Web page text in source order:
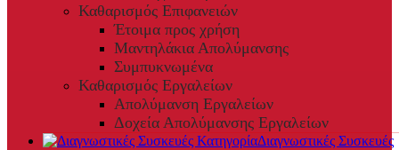
Καθαρισμός Επιφανειών
Έτοιμα προς χρήση
Μαντηλάκια Απολύμανσης
Συμπυκνωμένα
Καθαρισμός Εργαλείων
Απολύμανση Εργαλείων
Δοχεία Απολύμανσης Εργαλείων
Διαγνωστικές Συσκευές